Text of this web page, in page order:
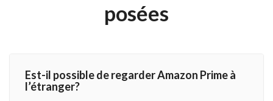
posées
Est-il possible de regarder Amazon Prime à
l’étranger?